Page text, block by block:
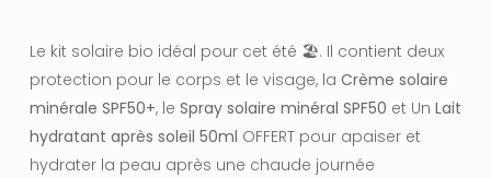
initial
était :
53.15€.
actuel
est :
34.55€.
Le kit solaire bio idéal pour cet été 🏖️. Il contient deux
protection pour le corps et le visage, la Crème solaire
minérale SPF50+, le Spray solaire minéral SPF50 et Un Lait
hydratant après soleil 50ml OFFERT pour apaiser et
hydrater la peau après une chaude journée